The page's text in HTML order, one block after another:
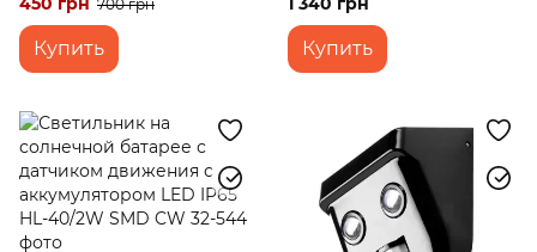
700 грн
Купить
LED 2.2W IP65 LS-02
Купить